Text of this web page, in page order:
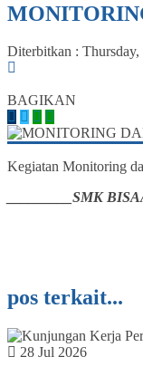
Diterbitkan :
BAGIKAN
Kegiatan Monitoring
_________SMK
pos terkait...
28 Jul 2026